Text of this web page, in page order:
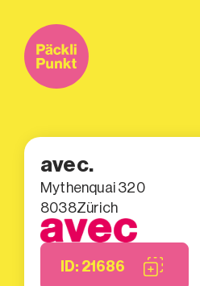
avec.
Mythenquai 320
8038Zürich
ID: 21686